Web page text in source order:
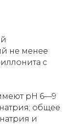
не менее
с
рН 6—9
; общее
натрия и